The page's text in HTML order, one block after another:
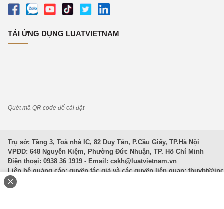
TẢI ỨNG DỤNG LUATVIETNAM
Quét mã QR code để cài đặt
Trụ sở: Tầng 3, Toà nhà IC, 82 Duy Tân, P.Cầu Giấy, TP.Hà Nội
VPĐD: 648 Nguyễn Kiệm, Phường Đức Nhuận, TP. Hồ Chí Minh
Điện thoại: 0938 36 1919 - Email: cskh@luatvietnam.vn
Liên hệ quảng cáo; quyền tác giả và các quyền liên quan:
Văn Bản Pháp Luật
×